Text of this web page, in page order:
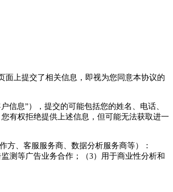
面上提交了相关信息，即视为您同意本协议的
信息”），提交的可能包括您的姓名、电话、
有权拒绝提供上述信息，但可能无法获取进一
方、客服服务商、数据分析服务商等）：
测等广告业务合作；（3）用于商业性分析和